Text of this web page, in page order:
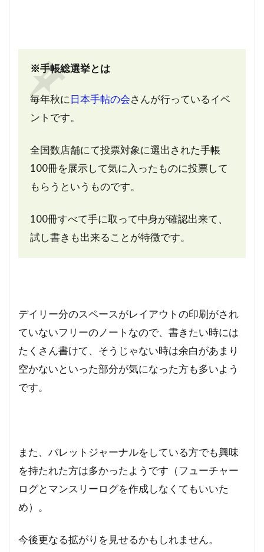
※手帳総選挙とは
毎年秋に日本手帖の会さんが行っているイベ
ントです。
全国数店舗にて投票対象に選出された手帳
100冊を展示して気に入ったものに投票して
もらうというものです。
100冊すべて手に取って中身が確認出来て、
試し書きも出来ることが特徴です。
デイリー分のスペースがレイアウトの印刷がされ
ていないフリーのノートなので、書きたい時には
たくさん書けて、そうじゃない時は余白があまり
空かないといった部分が気になった方も多いよう
です。
また、バレットジャーナルをしている方でも興味
を持たれた方は多かったようです（フューチャー
ログとマンスリーログを作成しなくてもいいた
め）。
今後更なる拡がりを見せるかもしれません。